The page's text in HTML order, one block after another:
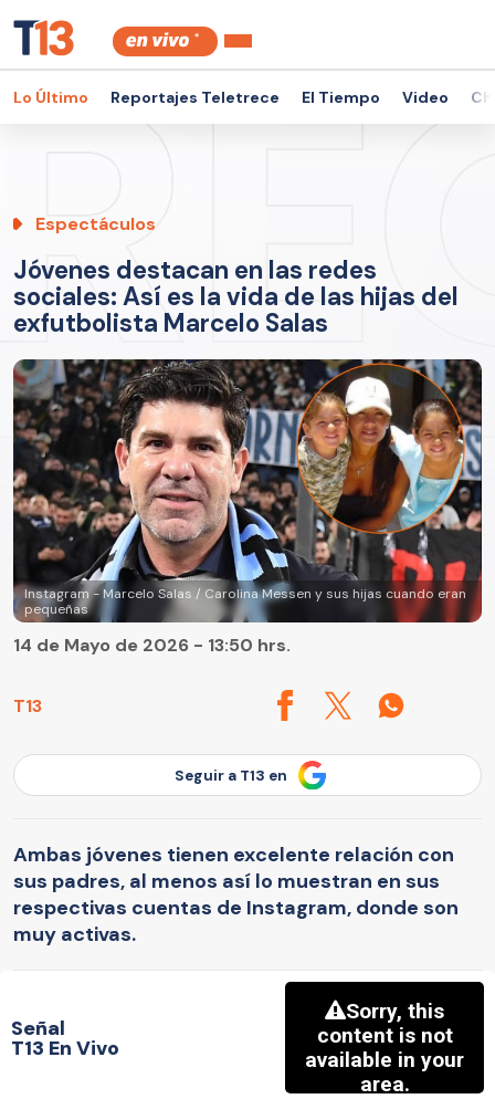
Lo Último Reportajes Teletrece El Tiempo Video
Espectáculos
Jóvenes destacan en las redes
sociales: Así es la vida de las hijas del
exfutbolista Marcelo Salas
Instagram - Marcelo Salas / Carolina Messen y sus hijas cuando eran
pequeñas
T13
14 de Mayo de 2026 - 13:50 hrs.
Seguir a T13 en
Ambas jóvenes tienen excelente relación con
sus padres, al menos así lo muestran en sus
respectivas cuentas de Instagram, donde son
muy activas.
Señal
T13 En Vivo